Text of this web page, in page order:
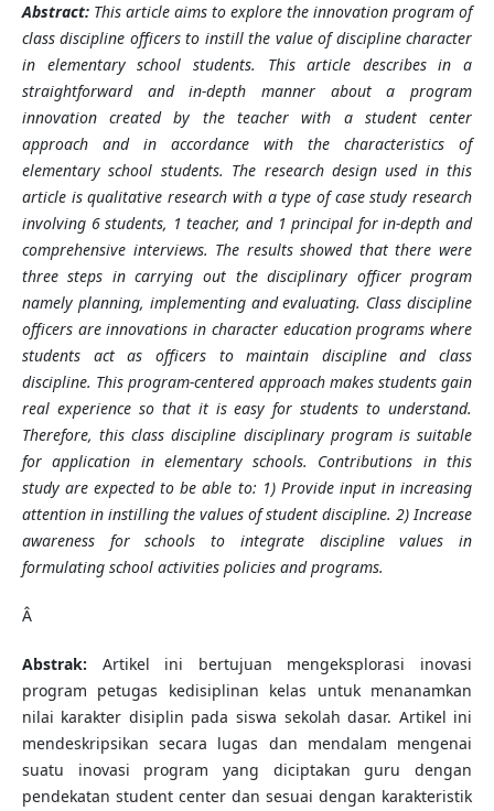
Abstract: This article aims to explore the innovation program of
class discipline officers to instill the value of discipline character
in elementary school students. This article describes in a
straightforward and in-depth manner about a program
innovation created by the teacher with a student center
approach and in accordance with the characteristics of
elementary school students. The research design used in this
article is qualitative research with a type of case study research
involving 6 students, 1 teacher, and 1 principal for in-depth and
comprehensive interviews. The results showed that there were
three steps in carrying out the disciplinary officer program
namely planning, implementing and evaluating. Class discipline
officers are innovations in character education programs where
students act as officers to maintain discipline and class
discipline. This program-centered approach makes students gain
real experience so that it is easy for students to understand.
Therefore, this class discipline disciplinary program is suitable
for application in elementary schools. Contributions in this
study are expected to be able to: 1) Provide input in increasing
attention in instilling the values of student discipline. 2) Increase
awareness for schools to integrate discipline values in
formulating school activities policies and programs.
Â
Abstrak: Artikel ini bertujuan mengeksplorasi inovasi
program petugas kedisiplinan kelas untuk menanamkan
nilai karakter disiplin pada siswa sekolah dasar. Artikel ini
mendeskripsikan secara lugas dan mendalam mengenai
suatu inovasi program yang diciptakan guru dengan
pendekatan student center dan sesuai dengan karakteristik